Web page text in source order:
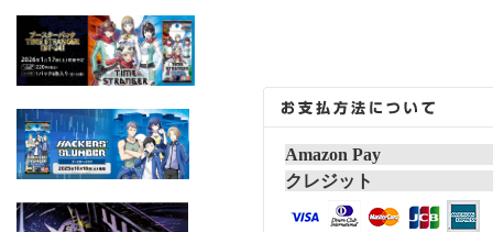
Amazon Pay
クレジット